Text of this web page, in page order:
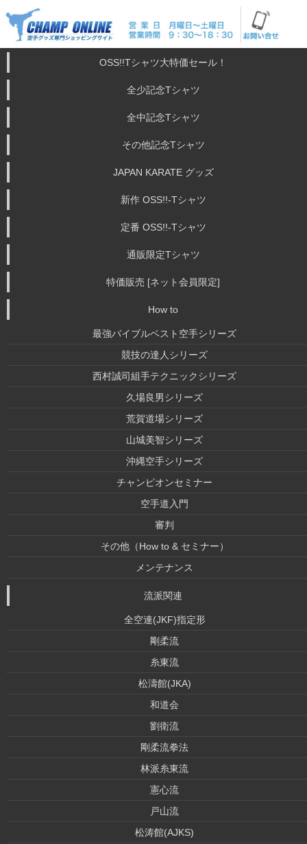
OSS!!Tシャツ大特価セール！
全少記念Tシャツ
全中記念Tシャツ
その他記念Tシャツ
JAPAN KARATE グッズ
新作 OSS!!-Tシャツ
定番 OSS!!-Tシャツ
通販限定Tシャツ
特価販売 [ネット会員限定]
How to
最強バイブルベスト空手シリーズ
競技の達人シリーズ
西村誠司組手テクニックシリーズ
久場良男シリーズ
荒賀道場シリーズ
山城美智シリーズ
沖縄空手シリーズ
チャンピオンセミナー
空手道入門
審判
その他（How to & セミナー）
メンテナンス
流派関連
全空連(JKF)指定形
剛柔流
糸東流
松濤館(JKA)
和道会
劉衛流
剛柔流拳法
林派糸東流
憲心流
戸山流
松涛館(AJKS)